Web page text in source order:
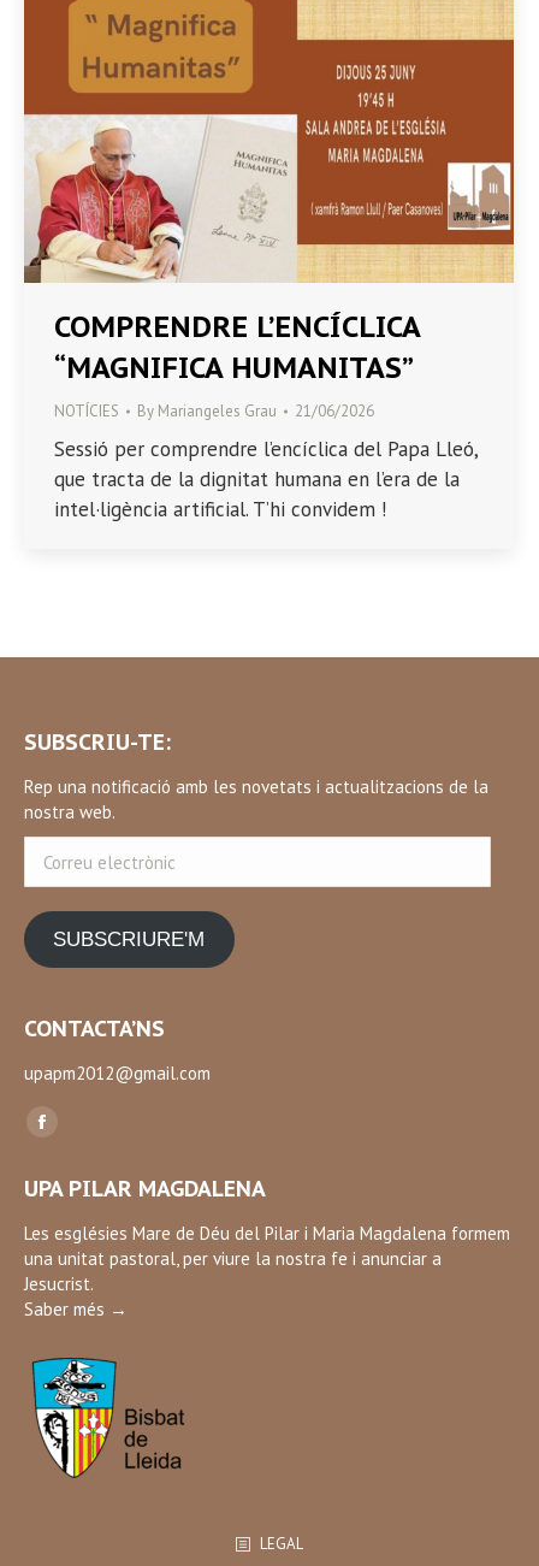
COMPRENDRE L’ENCÍCLICA
“MAGNIFICA HUMANITAS”
NOTÍCIES By Mariangeles Grau 21/06/2026
Sessió per comprendre l’encíclica del Papa Lleó,
que tracta de la dignitat humana en l’era de la
intel·ligència artificial. T’hi convidem !
SUBSCRIU-TE:
Rep una notificació amb les novetats i actualitzacions de la
nostra web.
electrònic
SUBSCRIURE'M
CONTACTA’NS
upapm2012@gmail.com
Find us on:
Facebook
opens
in
new
window
UPA PILAR MAGDALENA
Les esglésies Mare de Déu del Pilar i Maria Magdalena formem
una unitat pastoral, per viure la nostra fe i anunciar a
Jesucrist.
Saber més →
LEGAL